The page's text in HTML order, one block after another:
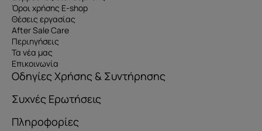
Όροι χρήσης E-shop
Θέσεις εργασίας
After Sale Care
Περιηγήσεις
Τα νέα μας
Επικοινωνία
Οδηγίες Χρήσης & Συντήρησης
Συχνές Ερωτήσεις
Πληροφορίες